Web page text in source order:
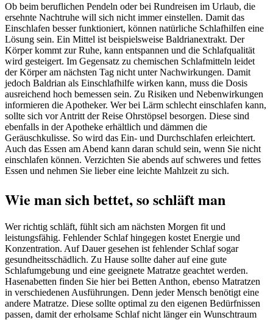
Ob beim beruflichen Pendeln oder bei Rundreisen im Urlaub, die
ersehnte Nachtruhe will sich nicht immer einstellen. Damit das
Einschlafen besser funktioniert, können natürliche Schlafhilfen eine
Lösung sein. Ein Mittel ist beispielsweise Baldrianextrakt. Der
Körper kommt zur Ruhe, kann entspannen und die Schlafqualität
wird gesteigert. Im Gegensatz zu chemischen Schlafmitteln leidet
der Körper am nächsten Tag nicht unter Nachwirkungen. Damit
jedoch Baldrian als Einschlafhilfe wirken kann, muss die Dosis
ausreichend hoch bemessen sein. Zu Risiken und Nebenwirkungen
informieren die Apotheker. Wer bei Lärm schlecht einschlafen kann,
sollte sich vor Antritt der Reise Ohrstöpsel besorgen. Diese sind
ebenfalls in der Apotheke erhältlich und dämmen die
Geräuschkulisse. So wird das Ein- und Durchschlafen erleichtert.
Auch das Essen am Abend kann daran schuld sein, wenn Sie nicht
einschlafen können. Verzichten Sie abends auf schweres und fettes
Essen und nehmen Sie lieber eine leichte Mahlzeit zu sich.
Wie man sich bettet, so schläft man
Wer richtig schläft, fühlt sich am nächsten Morgen fit und
leistungsfähig. Fehlender Schlaf hingegen kostet Energie und
Konzentration. Auf Dauer gesehen ist fehlender Schlaf sogar
gesundheitsschädlich. Zu Hause sollte daher auf eine gute
Schlafumgebung und eine geeignete Matratze geachtet werden.
Hasenabetten finden Sie hier bei Betten Anthon, ebenso Matratzen
in verschiedenen Ausführungen. Denn jeder Mensch benötigt eine
andere Matratze. Diese sollte optimal zu den eigenen Bedürfnissen
passen, damit der erholsame Schlaf nicht länger ein Wunschtraum